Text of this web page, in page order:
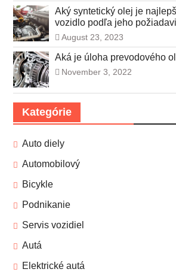
Aký syntetický olej je
vozidlo podľa jeho
August 23, 2023
Aká je úloha prevodového
November 3, 2022
Kategórie
Auto diely
Automobilový
Bicykle
Podnikanie
Servis vozidiel
Autá
Elektrické autá